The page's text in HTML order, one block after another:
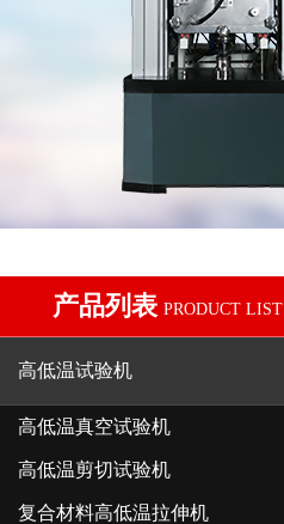
产品列表 PRODUCT LIST
高低温试验机
高低温真空试验机
高低温剪切试验机
复合材料高低温拉伸机